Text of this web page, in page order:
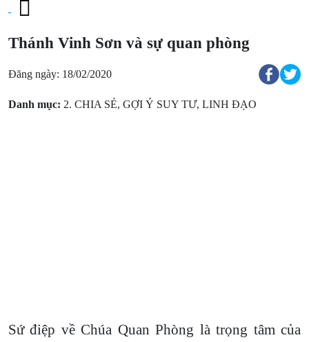
Thánh Vinh Sơn và sự quan phòng
Đăng ngày: 18/02/2020
Danh mục: 2. CHIA SẺ, GỢI Ý SUY TƯ, LINH ĐẠO
Sứ điệp về Chúa Quan Phòng là trọng tâm của